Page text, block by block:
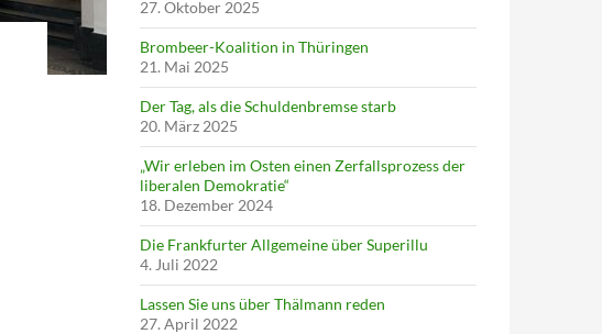
27. Oktober 2025
Brombeer-Koalition in Thüringen
21. Mai 2025
Der Tag, als die Schuldenbremse starb
20. März 2025
„Wir erleben im Osten einen Zerfallsprozess der
liberalen Demokratie“
18. Dezember 2024
Die Frankfurter Allgemeine über Superillu
4. Juli 2022
Lassen Sie uns über Thälmann reden
27. April 2022